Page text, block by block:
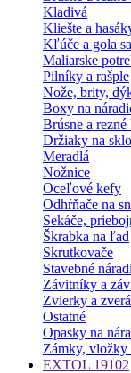
Kladivá
Kliešte a
Kľúče a gola
Maliarske
Pilníky a rašple
Nože, brity,
Boxy na
Brúsne a rezné
Držiaky na sklo
Meradlá
Nožnice
Oceľové kefy
Odhŕňače na
Sekáče,
Škrabka na ľad
Skrutkovače
Stavebné
Závitníky a
Zvierky a
Ostatné
Opasky na
Zámky, vložky
EXTOL 19102